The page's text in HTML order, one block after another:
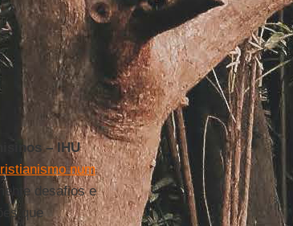
– IHU
num
desafios e
que